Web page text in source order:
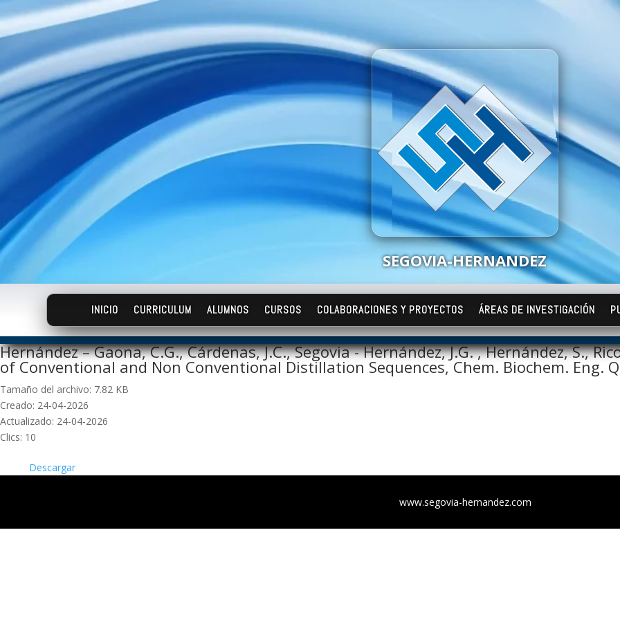
SEGOVIA-HERNANDEZ
INICIO CURRICULUM ALUMNOS CURSOS COLABORACIONES Y PROYECTOS ÁREAS DE INVESTIGACIÓN
Hernández – Gaona, C.G., Cárdenas, J.C., Segovia - Hernández, J.G. , Hernández, S.,
of Conventional and Non Conventional Distillation Sequences, Chem. Biochem. Eng.
Tamaño del archivo: 7.82 KB
Creado: 24-04-2026
Actualizado: 24-04-2026
Clics: 10
Descargar
www.segovia-hernandez.com